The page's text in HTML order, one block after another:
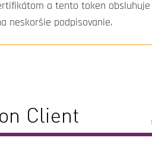
a tento token
neskoršie podpisovanie.